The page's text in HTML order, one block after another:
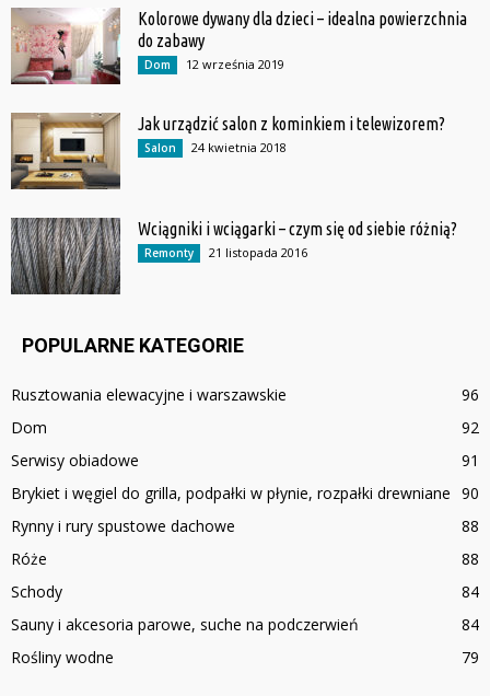
Kolorowe dywany dla dzieci – idealna powierzchnia
do zabawy
Dom 12 września 2019
Jak urządzić salon z kominkiem i telewizorem?
Salon 24 kwietnia 2018
Wciągniki i wciągarki – czym się od siebie różnią?
Remonty 21 listopada 2016
POPULARNE KATEGORIE
Rusztowania elewacyjne i warszawskie
96
Dom
92
Serwisy obiadowe
91
Brykiet i węgiel do grilla, podpałki w płynie, rozpałki drewniane 90
Rynny i rury spustowe dachowe
88
Róże
88
Schody
84
Sauny i akcesoria parowe, suche na podczerwień
84
Rośliny wodne
79